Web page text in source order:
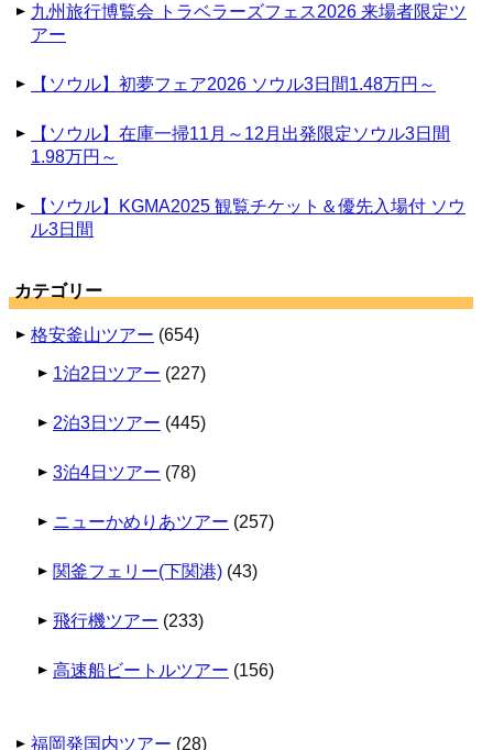
九州旅行博覧会 トラベラーズフェス2026 来場者限定ツ
アー
【ソウル】初夢フェア2026 ソウル3日間1.48万円～
【ソウル】在庫一掃11月～12月出発限定ソウル3日間
1.98万円～
【ソウル】KGMA2025 観覧チケット＆優先入場付 ソウ
ル3日間
カテゴリー
格安釜山ツアー (654)
1泊2日ツアー (227)
2泊3日ツアー (445)
3泊4日ツアー (78)
ニューかめりあツアー (257)
関釜フェリー(下関港) (43)
飛行機ツアー (233)
高速船ビートルツアー (156)
福岡発国内ツアー (28)